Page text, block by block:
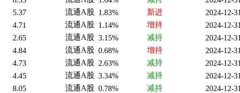
5.37 流通A股 1.83% 新进
2024-12-31
4.71 流通A股 1.14% 增持
2024-12-31
2.65 流通A股 3.15% 减持
2024-12-31
4.84 流通A股 0.68% 增持
2024-12-31
4.73 流通A股 2.63% 减持
2024-12-31
4.45 流通A股 3.34% 减持
2024-12-31
8.05 流通A股 0.78% 减持 2024-12-31